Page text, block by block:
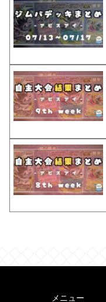
メニュー